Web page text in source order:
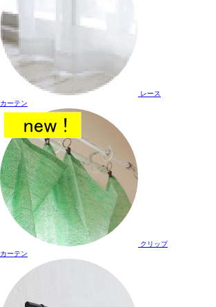
レース
カーテン
クリップ
カーテン